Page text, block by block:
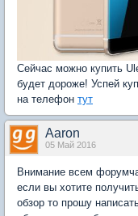
Сейчас можно купить
будет дороже! Успей
на телефон тут
Aaron
05 Май 2016
Внимание всем
если вы хотите
обзор то прошу